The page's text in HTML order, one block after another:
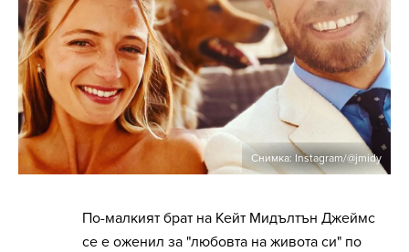
Снимка: Instagram/@jmidy
По-малкият брат на Кейт Мидълтън Джеймс
се е оженил за "любовта на живота си" по